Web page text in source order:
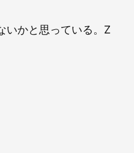
いかと思っている。Z